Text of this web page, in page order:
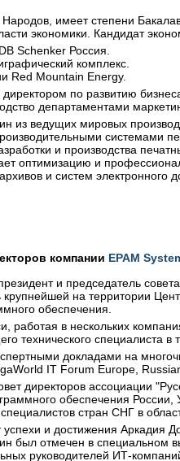
имеет степени
экономики. Кандидат
Schenker Россия.
комплекс.
Red Mountain Energy.
по развитию
департаментами
из ведущих мировых
системами
и производства
оптимизацию и
и систем электронного
компании EPAM
и председатель
крупнейшей на территории
обеспечения.
работая в нескольких
технического специалиста
докладами на
IT Forum Europe,
директоров ассоциации
обеспечения
стран СНГ в
и достижения Аркадия
был отмечен в специальном
руководителей ИТ-